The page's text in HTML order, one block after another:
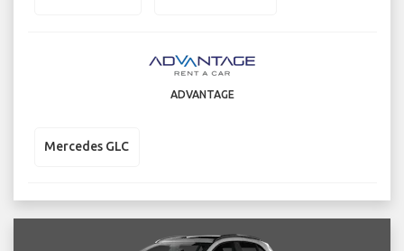
ADVANTAGE
Mercedes GLC